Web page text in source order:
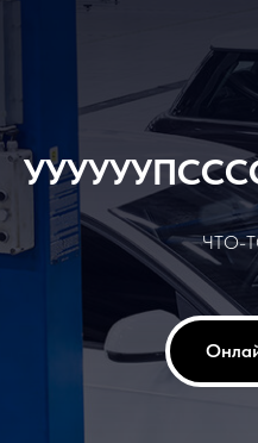
ЧТО-